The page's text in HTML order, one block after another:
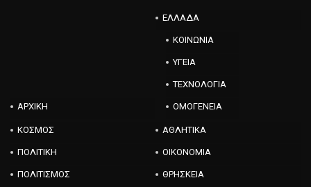
ΑΡΧΙΚΗ
ΕΛΛΑΔΑ
ΚΟΙΝΩΝΙΑ
ΥΓΕΙΑ
ΤΕΧΝΟΛΟΓΙΑ
ΟΜΟΓΕΝΕΙΑ
ΚΟΣΜΟΣ ΑΘΛΗΤΙΚΑ
ΠΟΛΙΤΙΚΗ ΟΙΚΟΝΟΜΙΑ
ΠΟΛΙΤΙΣΜΟΣ ΘΡΗΣΚΕΙΑ